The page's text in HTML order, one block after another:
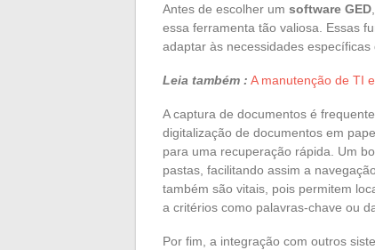
Antes de escolher um software GED
essa ferramenta tão valiosa. Essas
adaptar às necessidades específicas
Leia também : A manutenção de TI
A captura de documentos é
digitalização de documentos em
para uma recuperação rápida. Um
pastas, facilitando assim a
também são vitais, pois permitem
a critérios como palavras-chave ou
Por fim, a integração com outros